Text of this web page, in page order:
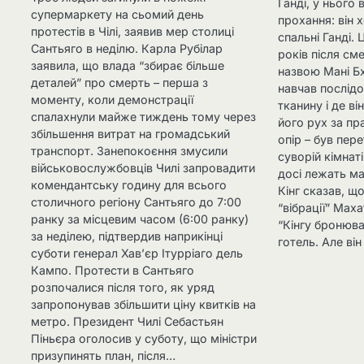
супермаркету на сьомий день
протестів в Чілі, заявив мер столиці
Сантьяго в неділю. Карла Рубілар
заявила, що влада “збирає більше
деталей” про смерть – перша з
моменту, коли демонстрації
спалахнули майже тиждень тому через
збільшення витрат на громадський
транспорт. Занепокоєння змусили
військовослужбовців Чилі запровадити
комендантську годину для всього
столичного регіону Сантьяго до 7:00
ранку за місцевим часом (6:00 ранку)
за неділею, підтвердив наприкінці
суботи генерал Хав’єр Ітурріаго дель
Кампо. Протести в Сантьяго
розпочалися після того, як уряд
запропонував збільшити ціну квитків на
метро. Президент Чилі Себастьян
Піньєра оголосив у суботу, що міністри
призупинять план, після…
прохання: він
спальні Ганді.
років після
назвою Мані
навчав
тканину і де
його рух за
опір – був
суворій
досі лежать
Кінг сказав,
“вібрації”
“Кінгу
готель. Але